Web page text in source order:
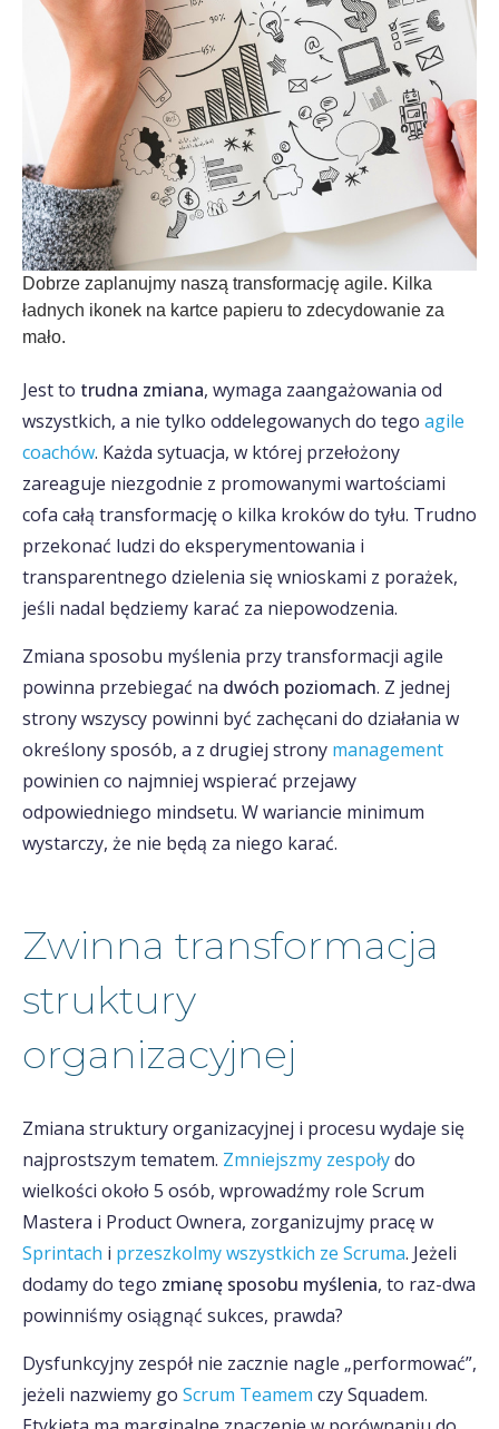
Dobrze zaplanujmy naszą transformację agile. Kilka
ładnych ikonek na kartce papieru to zdecydowanie za
mało.
Jest to trudna zmiana, wymaga zaangażowania od
wszystkich, a nie tylko oddelegowanych do tego agile
coachów. Każda sytuacja, w której przełożony
zareaguje niezgodnie z promowanymi wartościami
cofa całą transformację o kilka kroków do tyłu. Trudno
przekonać ludzi do eksperymentowania i
transparentnego dzielenia się wnioskami z porażek,
jeśli nadal będziemy karać za niepowodzenia.
Zmiana sposobu myślenia przy transformacji agile
powinna przebiegać na dwóch poziomach. Z jednej
strony wszyscy powinni być zachęcani do działania w
określony sposób, a z drugiej strony management
powinien co najmniej wspierać przejawy
odpowiedniego mindsetu. W wariancie minimum
wystarczy, że nie będą za niego karać.
Zwinna transformacja
struktury
organizacyjnej
Zmiana struktury organizacyjnej i procesu wydaje się
najprostszym tematem. Zmniejszmy zespołydo
wielkości około 5 osób, wprowadźmy role Scrum
Mastera i Product Ownera, zorganizujmy pracę w
Sprintach i przeszkolmy wszystkich ze Scruma. Jeżeli
dodamy do tego zmianę sposobu myślenia, to raz-dwa
powinniśmy osiągnąć sukces, prawda?
Dysfunkcyjny zespół nie zacznie nagle „performować”,
jeżeli nazwiemy go Scrum Teamem czy Squadem.